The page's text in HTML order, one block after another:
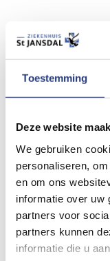
Toestemming
Deze website
We gebruiken
personaliseren,
en om ons
informatie over uw
partners voor
partners kunnen
informatie die u
Folders